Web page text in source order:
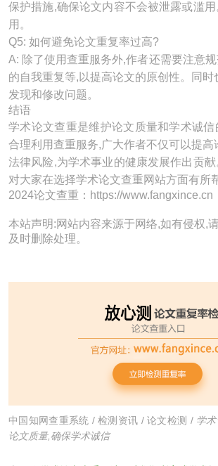
保护措施,确保论文内容不会被泄露或滥
用。
Q5: 如何避免论文重复率过高?
A: 除了使用查重服务外,作者还需要注意
的自我重复等,以提高论文的原创性。同时
发现和修改问题。
结语
学术论文查重是维护论文质量和学术诚
合理利用查重服务,广大作者不仅可以提高
法律风险,为学术事业的健康发展作出贡
对大家在选择学术论文查重网站方面有所
2024论文查重：https://www.fangxince.cn
本站声明:网站内容来源于网络,如有侵权,
及时删除处理。
中国知网查重系统 /检测资讯 / 论文检测 / 学
论文质量,确保学术诚信